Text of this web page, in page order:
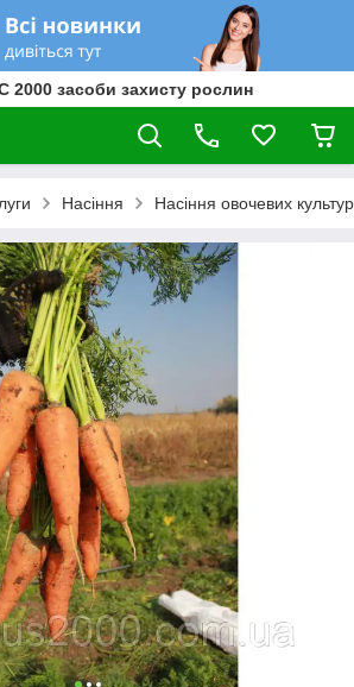
2000 засоби захисту рослин
Насіння Насіння овочевих культур